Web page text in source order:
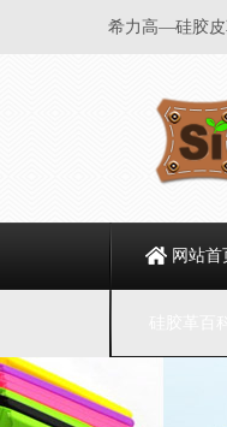
希力高—硅胶皮
网站首